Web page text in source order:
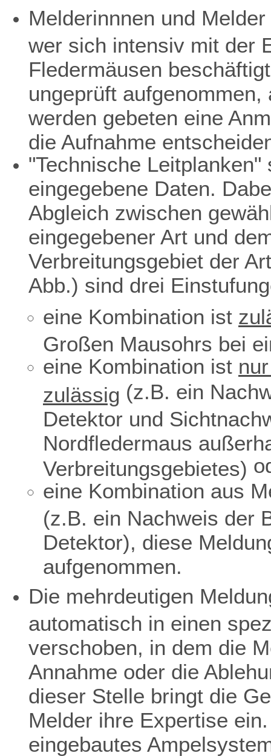
Melderinnnen und
wer sich intensiv mit der
Fledermäusen
ungeprüft
werden gebeten eine
die Aufnahme
"Technische
eingegebene Daten.
Abgleich zwischen
eingegebener Art und
Verbreitungsgebiet der
Abb.) sind drei
eine Kombination ist
Großen Mausohrs bei
eine Kombination ist
zulässig (z.B. ein
Detektor und
Nordfledermaus
Verbreitungsgebietes)
eine Kombination aus
(z.B. ein Nachweis der
Detektor), diese
aufgenommen.
Die mehrdeutigen
automatisch in einen
verschoben, in dem die
Annahme oder die
dieser Stelle bringt die
Melder ihre Expertise
eingebautes